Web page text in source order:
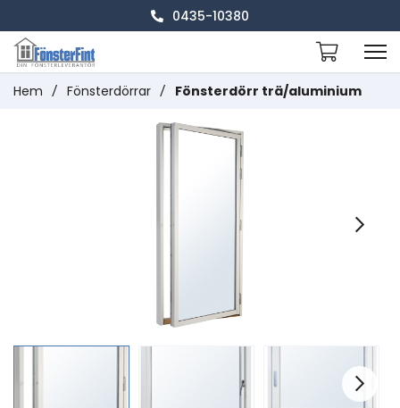
0435-10380
Hem / Fönsterdörrar / Fönsterdörr trä/aluminium